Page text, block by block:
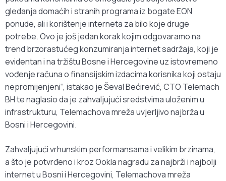
gledanja domaćih i stranih programa iz bogate EON
ponude, ali i korištenje interneta za bilo koje druge
potrebe. Ovo je još jedan korak kojim odgovaramo na
trend brzorastućeg konzumiranja internet sadržaja, koji je
evidentan i na tržištu Bosne i Hercegovine uz istovremeno
vođenje računa o finansijskim izdacima korisnika koji ostaju
nepromijenjeni“, istakao je Ševal Bećirević, CTO Telemach
BH te naglasio da je zahvaljujući sredstvima uloženim u
infrastrukturu, Telemachova mreža uvjerljivo najbrža u
Bosni i Hercegovini.
Zahvaljujući vrhunskim performansama i velikim brzinama,
a što je potvrđeno i kroz Ookla nagradu za najbrži i najbolji
internet u Bosni i Hercegovini, Telemachova mreža